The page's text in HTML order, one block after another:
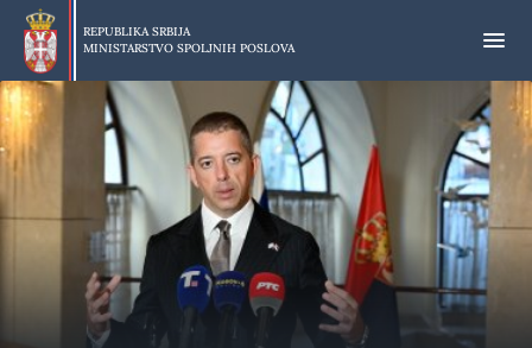
Preskoči
glavni
deo
sadržaja
REPUBLIKA SRBIJA
MINISTARSTVO SPOLJNIH POSLOVA